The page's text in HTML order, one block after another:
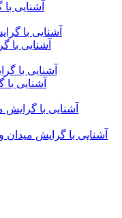
آشنایی
آشنایی
آشنایی
آشنایی با گرایش